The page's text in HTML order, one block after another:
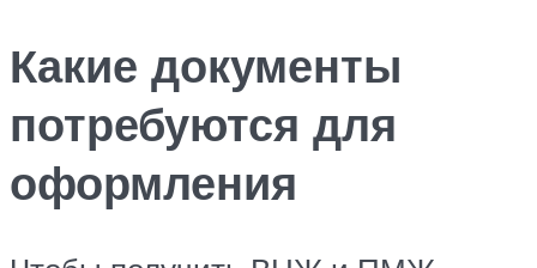
Какие документы
потребуются для
оформления